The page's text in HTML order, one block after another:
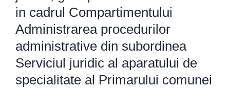
in cadrul Compartimentului
Administrarea procedurilor
administrative din subordinea
Serviciul juridic al aparatului de
specialitate al Primarului comunei